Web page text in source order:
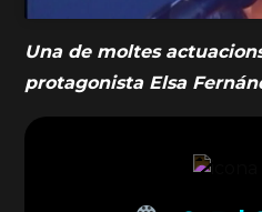
Una de moltes
protagonista Elsa